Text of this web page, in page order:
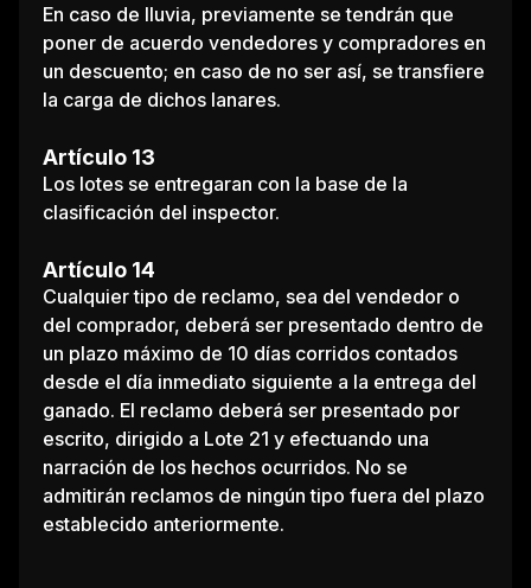
En caso de lluvia, previamente se tendrán que
poner de acuerdo vendedores y compradores en
un descuento; en caso de no ser así, se transfiere
la carga de dichos lanares.
Artículo 13
Los lotes se entregaran con la base de la
clasificación del inspector.
Artículo 14
Cualquier tipo de reclamo, sea del vendedor o
del comprador, deberá ser presentado dentro de
un plazo máximo de 10 días corridos contados
desde el día inmediato siguiente a la entrega del
ganado. El reclamo deberá ser presentado por
escrito, dirigido a Lote 21 y efectuando una
narración de los hechos ocurridos. No se
admitirán reclamos de ningún tipo fuera del plazo
establecido anteriormente.